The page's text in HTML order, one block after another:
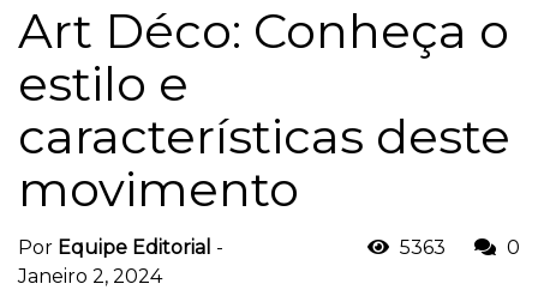
Art Déco: Conheça o
estilo e
características deste
movimento
Por Equipe Editorial -
Janeiro 2, 2024
5363 0